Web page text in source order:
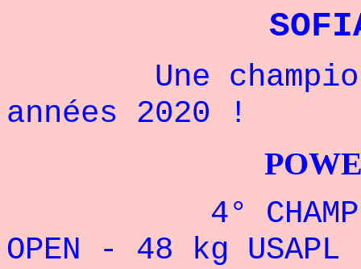
Une
années 2020 !
4°
OPEN - 48 kg